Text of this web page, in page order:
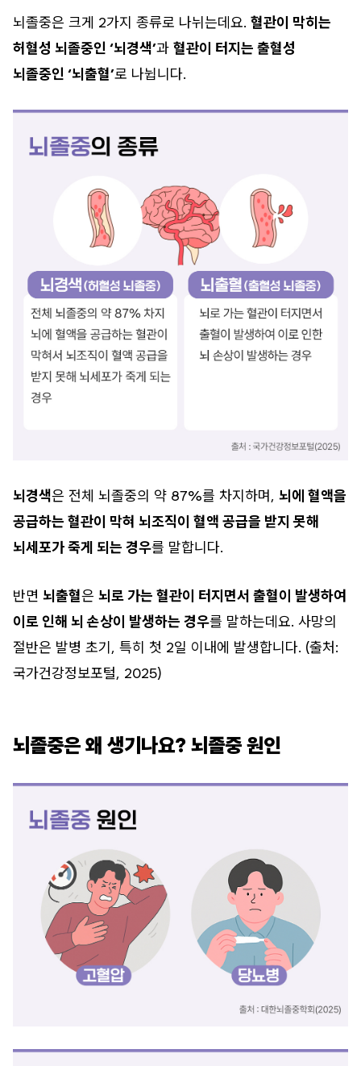
뇌졸중은 크게 2가지 종류로 나뉘는데요. 혈관이 막히는
허혈성 뇌졸중인 ‘뇌경색’과 혈관이 터지는 출혈성
뇌졸중인 ‘뇌출혈’로 나뉩니다.
뇌경색은 전체 뇌졸중의 약 87%를 차지하며, 뇌에 혈액을
공급하는 혈관이 막혀 뇌조직이 혈액 공급을 받지 못해
뇌세포가 죽게 되는 경우를 말합니다.
반면 뇌출혈은 뇌로 가는 혈관이 터지면서 출혈이 발생하여
이로 인해 뇌 손상이 발생하는 경우를 말하는데요. 사망의
절반은 발병 초기, 특히 첫 2일 이내에 발생합니다. (출처:
국가건강정보포털, 2025)
뇌졸중은 왜 생기나요? 뇌졸중 원인